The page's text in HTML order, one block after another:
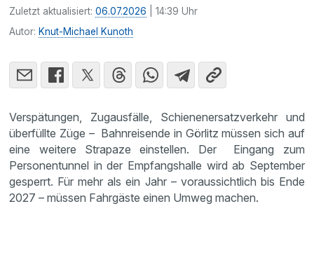
Zuletzt aktualisiert:06.07.2026 | 14:39 Uhr
Autor: Knut-Michael Kunoth
Verspätungen, Zugausfälle, Schienenersatzverkehr und
überfüllte Züge – Bahnreisende in Görlitz müssen sich auf
eine weitere Strapaze einstellen. Der Eingang zum
Personentunnel in der Empfangshalle wird ab September
gesperrt. Für mehr als ein Jahr – voraussichtlich bis Ende
2027 – müssen Fahrgäste einen Umweg machen.